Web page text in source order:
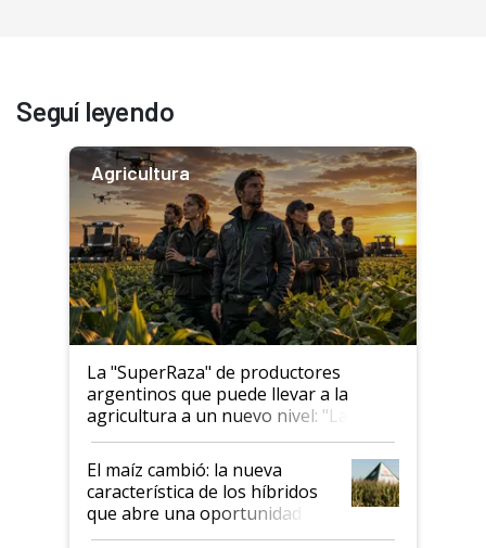
Seguí leyendo
Agricultura
La "SuperRaza" de productores
argentinos que puede llevar a la
agricultura a un nuevo nivel: "Las
posibilidades de crecimiento son
infinitas"
El maíz cambió: la nueva
característica de los híbridos
que abre una oportunidad en
el lote